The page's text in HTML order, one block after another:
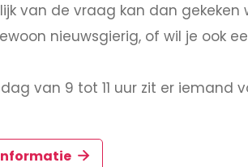
van de vraag kan dan
nieuwsgierig, of wil je ook
van 9 tot 11 uur zit er iemand